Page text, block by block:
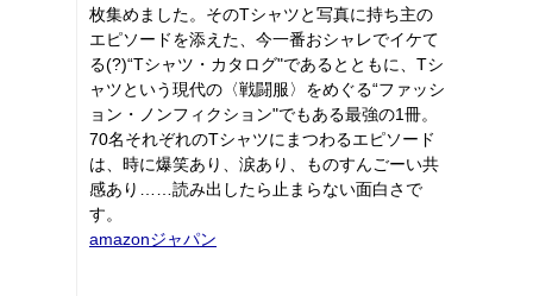
枚集めました。そのTシャツと写真に持ち主の
エピソードを添えた、今一番おシャレでイケて
る(?)“Tシャツ・カタログ"であるとともに、Tシ
ャツという現代の〈戦闘服〉をめぐる“ファッシ
ョン・ノンフィクション"でもある最強の1冊。
70名それぞれのTシャツにまつわるエピソード
は、時に爆笑あり、涙あり、ものすんごーい共
感あり……読み出したら止まらない面白さで
す。
amazonジャパン